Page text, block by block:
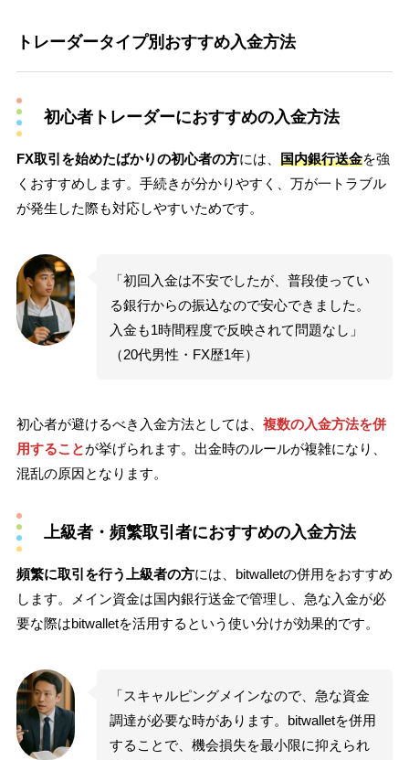
トレーダータイプ別おすすめ入金方法
初心者トレーダーにおすすめの入金方法
FX取引を始めたばかりの初心者の方には、 国内銀行送金を強
くおすすめします。手続きが分かりやすく、万が一トラブル
が発生した際も対応しやすいためです。
「初回入金は不安でしたが、普段使ってい
る銀行からの振込なので安心できました。
入金も1時間程度で反映されて問題なし」
（20代男性・FX歴1年）
初心者が避けるべき入金方法としては、 複数の入金方法を併
用することが挙げられます。出金時のルールが複雑になり、
混乱の原因となります。
上級者・頻繁取引者におすすめの入金方法
頻繁に取引を行う上級者の方には、bitwalletの併用をおすすめ
します。メイン資金は国内銀行送金で管理し、急な入金が必
要な際はbitwalletを活用するという使い分けが効果的です。
「スキャルピングメインなので、急な資金
調達が必要な時があります。bitwalletを併用
することで、機会損失を最小限に抑えられ